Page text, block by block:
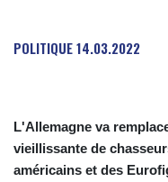
POLITIQUE14.03.2022
L'Allemagne va
vieillissante de
américains et des